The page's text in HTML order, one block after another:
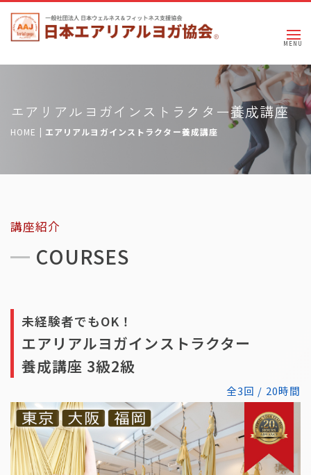
エアリアルヨガインストラクター養成講座
HOME | エアリアルヨガインストラクター養成講座
講座紹介
COURSES
未経験者でもOK！
エアリアルヨガインストラクター
養成講座 3級2級
全3回 / 20時間